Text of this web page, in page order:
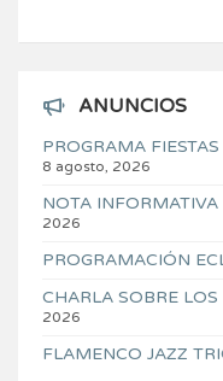
ANUNCIOS
PROGRAMA
8 agosto, 2026
NOTA INFORMATIVA
2026
PROGRAMACIÓN
CHARLA SOBRE LOS
2026
FLAMENCO JAZZ